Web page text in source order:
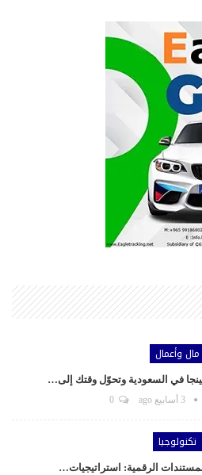
مال وأعمال
في السعودية وتحوّل وقتك إلى…
3 أسابيع ago
تكنولوجيا
الرقمية: استراتيجيات…